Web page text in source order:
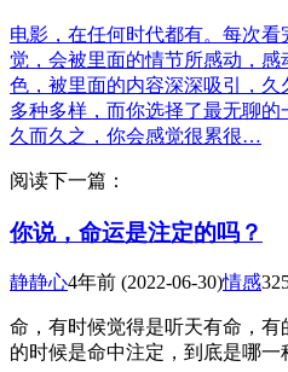
电影，在任何时代都有。每次
觉，会被里面的情节所感动，
色，被里面的内容深深吸引，
多种多样，而你选择了最无聊的
久而久之，你会感觉很累很…
阅读下一篇：
你说，命运是注定的吗？
静静心4年前 (2022-06-30)情感
命，有时候觉得是听天有命，
的时候是命中注定，到底是哪一